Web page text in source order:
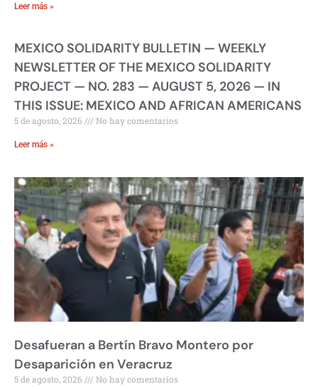
Leer más »
MEXICO SOLIDARITY BULLETIN — WEEKLY
NEWSLETTER OF THE MEXICO SOLIDARITY
PROJECT — NO. 283 — AUGUST 5, 2026 — IN
THIS ISSUE: MEXICO AND AFRICAN AMERICANS
5 de agosto, 2026 No hay comentarios
Leer más »
Desafueran a Bertín Bravo Montero por
Desaparición en Veracruz
5 de agosto, 2026 No hay comentarios